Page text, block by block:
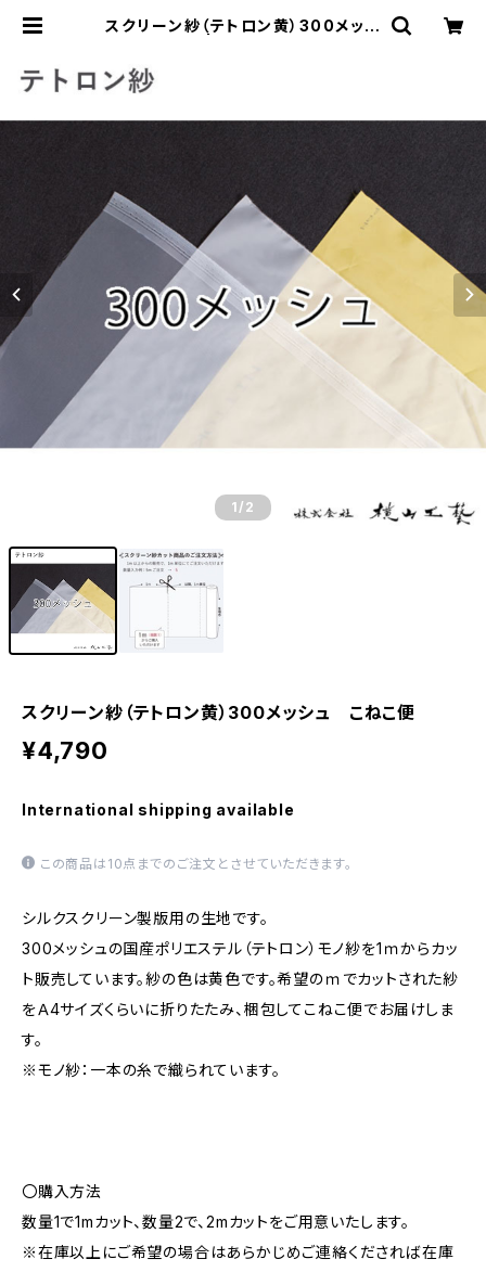
スクリーン紗（テトロン黄）300メッシ
1 /2
スクリーン紗（テトロン黄）300メッシュ こねこ便
¥4,790
International shipping available
この商品は10点までのご注文とさせていただきます。
シルクスクリーン製版用の生地です。
300メッシュの国産ポリエステル（テトロン）モノ紗を1ｍからカッ
ト販売しています。紗の色は黄色です。希望のｍでカットされた紗
をＡ4サイズくらいに折りたたみ、梱包してこねこ便でお届けしま
す。
※モノ紗：一本の糸で織られています。
〇購入方法
数量1で1mカット、数量2で、2mカットをご用意いたします。
※在庫以上にご希望の場合はあらかじめご連絡くだされば在庫